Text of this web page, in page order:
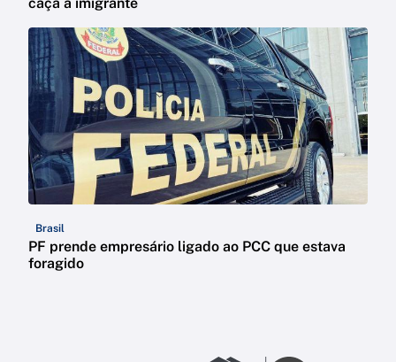
Brasil
PF prende empresário ligado ao PCC que estava
foragido